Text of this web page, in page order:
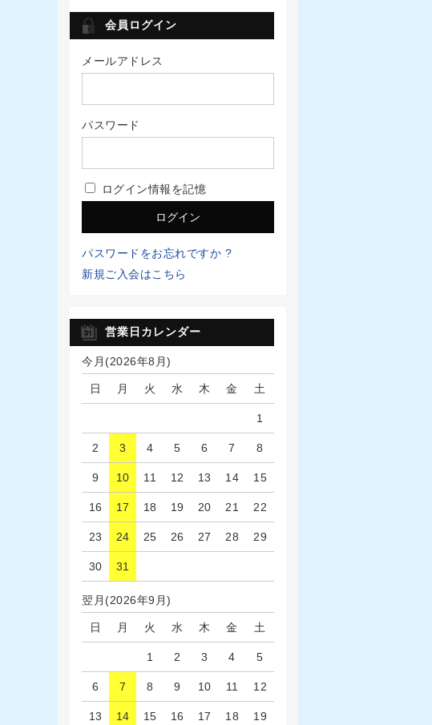
会員ログイン
メールアドレス
パスワード
ログイン情報を記憶
パスワードをお忘れですか ?
新規ご入会はこちら
営業日カレンダー
今月(2026年8月)
日 月 火 水 木 金 土
1
2 3 4 5 6 7 8
9 10 11 12 13 14 15
16 17 18 19 20 21 22
23 24 25 26 27 28 29
30 31
翌月(2026年9月)
日 月 火 水 木 金 土
1 2 3 4 5
6 7 8 9 10 11 12
13 14 15 16 17 18 19